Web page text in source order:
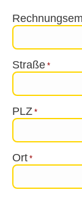
Straße *
PLZ *
Ort *